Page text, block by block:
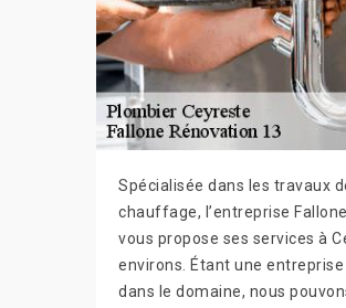
Spécialisée dans les travaux
chauffage, l’entreprise
vous propose ses services à
environs. Étant une
dans le domaine, nous